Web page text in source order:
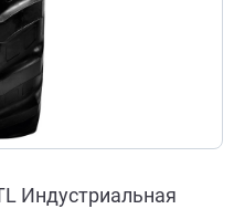
Индустриальная